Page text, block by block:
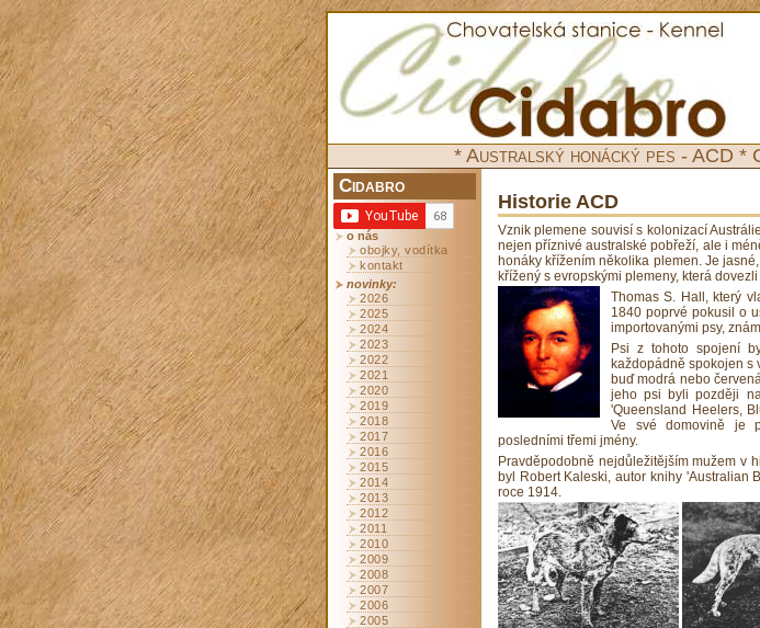
* Australský honácký pes - ACD *
Cidabro
o nás
obojky, vodítka
kontakt
novinky:
2026
2025
2024
2023
2022
2021
2020
2019
2018
2017
2016
2015
2014
2013
2012
2011
2010
2009
2008
2007
2006
2005
Historie ACD
Vznik plemene souvisí s kolonizací
nejen příznivé australské pobřeží, ale i
honáky křížením několika plemen. Je
křížený s evropskými plemeny, která
Thomas S. Hall, který
1840 poprvé pokusil o
importovanými psy,
Psi z tohoto spojení
každopádně spokojen s
buď modrá nebo
jeho psi byli později
'Queensland Heelers,
Ve své domovině je
posledními třemi jmény.
Pravděpodobně nejdůležitějším mužem v
byl Robert Kaleski, autor knihy 'Australian
roce 1914.